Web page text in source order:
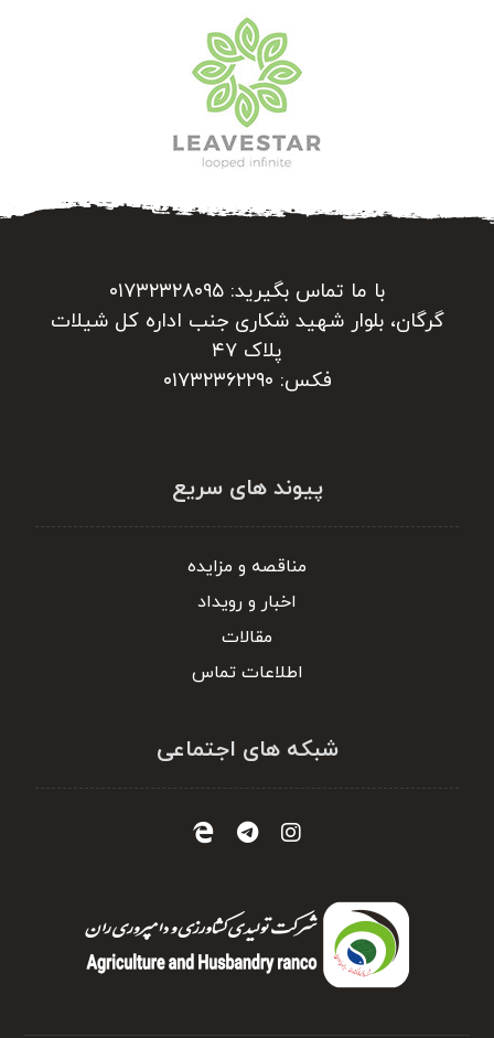
با ما تماس بگیرید: ۰۱۷۳۲۳۲۸۰۹۵
گرگان، بلوار شهید شکاری جنب اداره کل شیلات
پلاک ۴۷
فکس: ۰۱۷۳۲۳۶۲۲۹۰
پیوند های سریع
مناقصه و مزایده
اخبار و رویداد
مقالات
اطلاعات تماس
شبکه های اجتماعی